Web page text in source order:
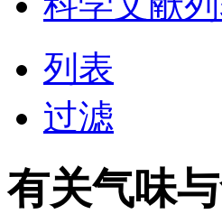
列表
过滤
有关气味